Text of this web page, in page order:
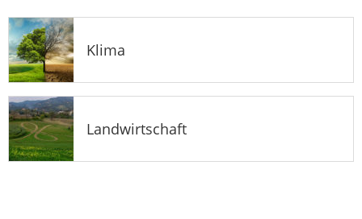
Klima
Landwirtschaft